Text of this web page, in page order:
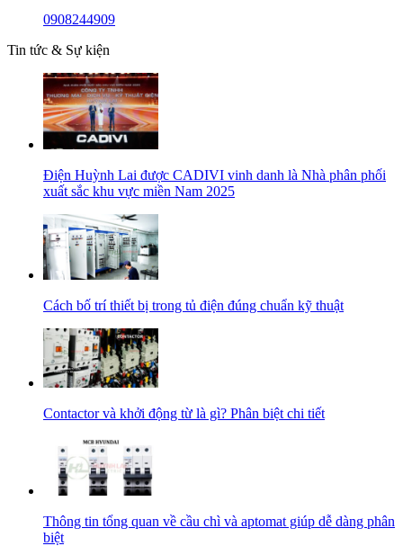
0908244909
Tin tức & Sự kiện
Điện Huỳnh Lai được CADIVI vinh danh là Nhà phân phối
xuất sắc khu vực miền Nam 2025
Cách bố trí thiết bị trong tủ điện đúng chuẩn kỹ thuật
Contactor và khởi động từ là gì? Phân biệt chi tiết
Thông tin tổng quan về cầu chì và aptomat giúp dễ dàng phân
biệt